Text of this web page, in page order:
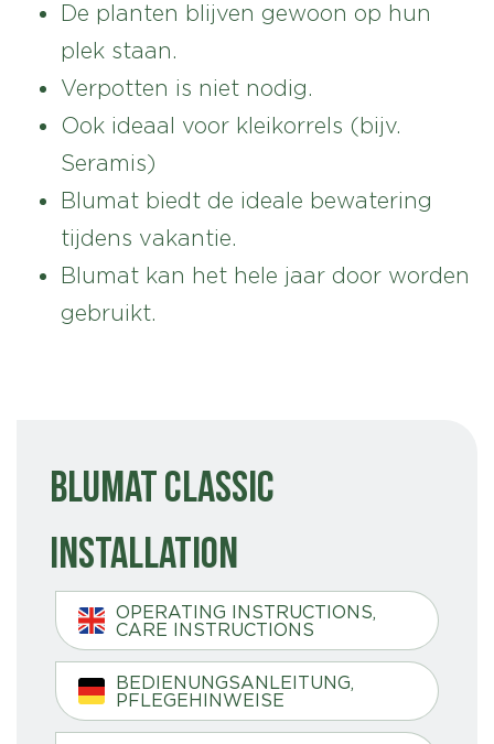
De planten blijven gewoon op hun
plek staan.
Verpotten is niet nodig.
Ook ideaal voor kleikorrels (bijv.
Seramis)
Blumat biedt de ideale bewatering
tijdens vakantie.
Blumat kan het hele jaar door worden
gebruikt.
Blumat Classic
Installation
OPERATING INSTRUCTIONS,
CARE INSTRUCTIONS
BEDIENUNGSANLEITUNG,
PFLEGEHINWEISE